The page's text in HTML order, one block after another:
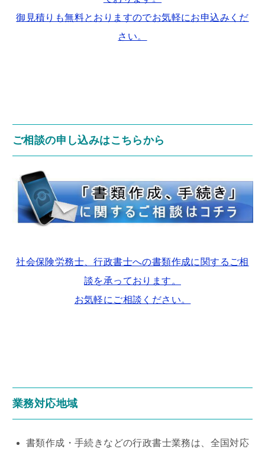
御見積りも無料とおりますのでお気軽にお申込みくだ
さい。
ご相談の申し込みはこちらから
社会保険労務士、行政書士への書類作成に関するご相
談を承っております。
お気軽にご相談ください。
業務対応地域
書類作成・手続きなどの行政書士業務は、全国対応